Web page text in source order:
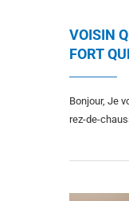
VOISIN
FORT
Bonjour, Je
rez-de-